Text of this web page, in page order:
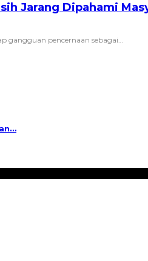
Jarang Dipahami
gangguan pencernaan sebagai…